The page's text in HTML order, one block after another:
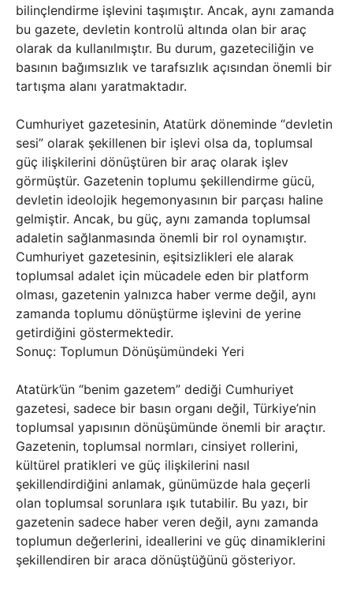
bilinçlendirme işlevini taşımıştır. Ancak, aynı zamanda
bu gazete, devletin kontrolü altında olan bir araç
olarak da kullanılmıştır. Bu durum, gazeteciliğin ve
basının bağımsızlık ve tarafsızlık açısından önemli bir
tartışma alanı yaratmaktadır.
Cumhuriyet gazetesinin, Atatürk döneminde “devletin
sesi” olarak şekillenen bir işlevi olsa da, toplumsal
güç ilişkilerini dönüştüren bir araç olarak işlev
görmüştür. Gazetenin toplumu şekillendirme gücü,
devletin ideolojik hegemonyasının bir parçası haline
gelmiştir. Ancak, bu güç, aynı zamanda toplumsal
adaletin sağlanmasında önemli bir rol oynamıştır.
Cumhuriyet gazetesinin, eşitsizlikleri ele alarak
toplumsal adalet için mücadele eden bir platform
olması, gazetenin yalnızca haber verme değil, aynı
zamanda toplumu dönüştürme işlevini de yerine
getirdiğini göstermektedir.
Sonuç: Toplumun Dönüşümündeki Yeri
Atatürk’ün “benim gazetem” dediği Cumhuriyet
gazetesi, sadece bir basın organı değil, Türkiye’nin
toplumsal yapısının dönüşümünde önemli bir araçtır.
Gazetenin, toplumsal normları, cinsiyet rollerini,
kültürel pratikleri ve güç ilişkilerini nasıl
şekillendirdiğini anlamak, günümüzde hala geçerli
olan toplumsal sorunlara ışık tutabilir. Bu yazı, bir
gazetenin sadece haber veren değil, aynı zamanda
toplumun değerlerini, ideallerini ve güç dinamiklerini
şekillendiren bir araca dönüştüğünü gösteriyor.